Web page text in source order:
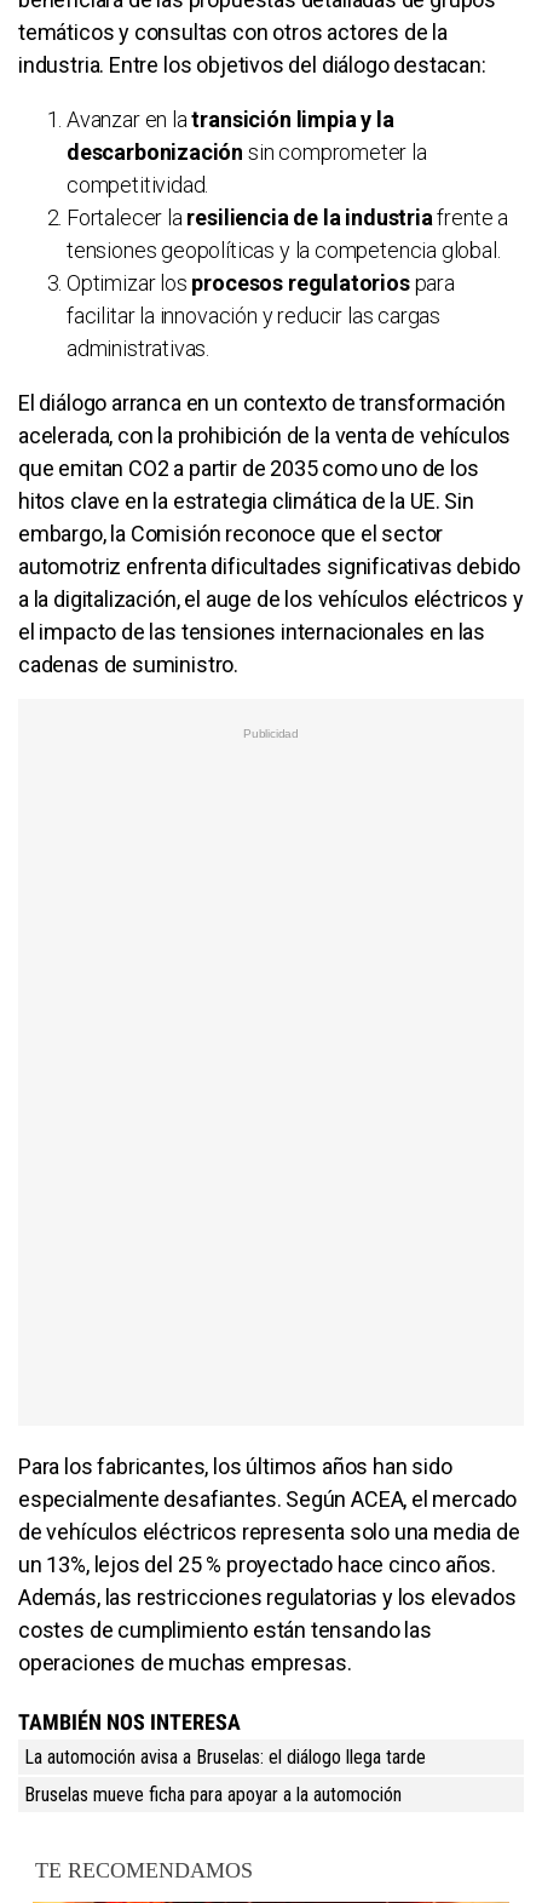
temáticos y consultas con otros actores de la
industria. Entre los objetivos del diálogo destacan:
Avanzar en latransición limpia y la
descarbonización sin comprometer la
competitividad.
Fortalecer la resiliencia de la industriafrente a
tensiones geopolíticas y la competencia global.
Optimizar los procesos regulatoriospara
facilitar la innovación y reducir las cargas
administrativas.
El diálogo arranca en un contexto de transformación
acelerada, con la prohibición de la venta de vehículos
que emitan CO2 a partir de 2035 como uno de los
hitos clave en la estrategia climática de la UE. Sin
embargo, la Comisión reconoce que el sector
automotriz enfrenta dificultades significativas debido
a la digitalización, el auge de los vehículos eléctricos y
el impacto de las tensiones internacionales en las
cadenas de suministro.
Para los fabricantes, los últimos años han sido
especialmente desafiantes. Según ACEA, el mercado
de vehículos eléctricos representa solo una media de
un 13%, lejos del 25 % proyectado hace cinco años.
Además, las restricciones regulatorias y los elevados
costes de cumplimiento están tensando las
operaciones de muchas empresas.
TAMBIÉN NOS INTERESA
La automoción avisa a Bruselas: el diálogo llega tarde
Bruselas mueve ficha para apoyar a la automoción
TE RECOMENDAMOS